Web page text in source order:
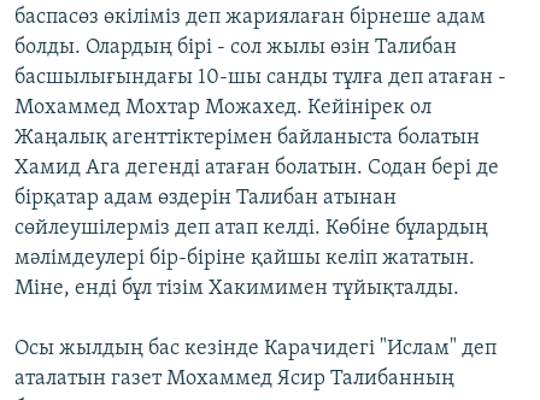
баспасөз өкіліміз деп жариялаған бірнеше адам
болды. Олардың бірі - сол жылы өзін Талибан
басшылығындағы 10-шы санды тұлға деп атаған -
Мохаммед Мохтар Можахед. Кейінірек ол
Жаңалық агенттіктерімен байланыста болатын
Хамид Ага дегенді атаған болатын. Содан бері де
бірқатар адам өздерін Талибан атынан
сөйлеушілерміз деп атап келді. Көбіне бұлардың
мәлімдеулері бір-біріне қайшы келіп жататын.
Міне, енді бұл тізім Хакимимен тұйықталды.
Осы жылдың бас кезінде Карачидегі "Ислам" деп
аталатын газет Мохаммед Ясир Талибанның